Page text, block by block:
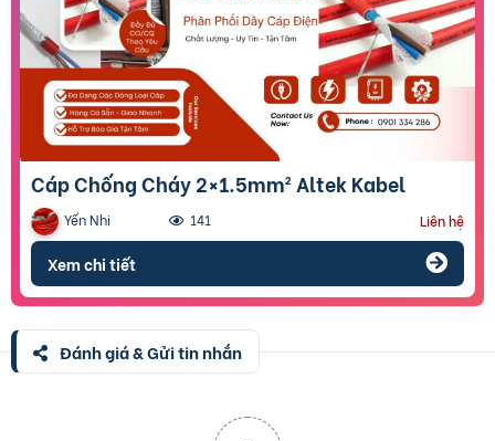
Cáp Chống Cháy 2×1.5mm² Altek Kabel
Yến Nhi 141 Liên hệ
Xem chi tiết
Đánh giá & Gửi tin nhắn